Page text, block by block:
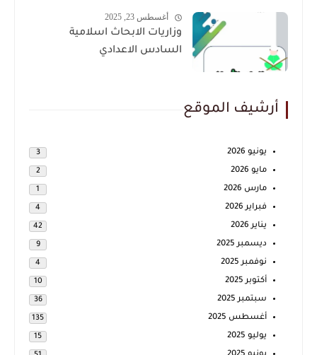
أغسطس 23, 2025
وزاريات الابحاث اسلامية
السادس الاعدادي
أرشيف الموقع
يونيو 2026 3
مايو 2026 2
مارس 2026 1
فبراير 2026 4
يناير 2026 42
ديسمبر 2025 9
نوفمبر 2025 4
أكتوبر 2025 10
سبتمبر 2025 36
أغسطس 2025 135
يوليو 2025 15